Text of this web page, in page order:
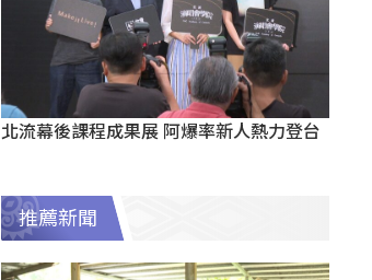
北流幕後課程成果展 阿爆率新人熱力登台
推薦新聞